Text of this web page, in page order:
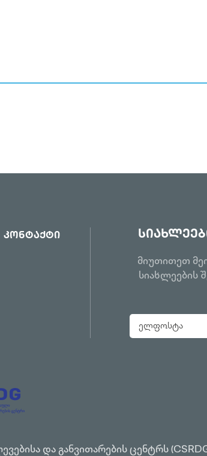
კონტაქტი
მიუთითეთ
სიახლეების
და განვითარების ცენტრს